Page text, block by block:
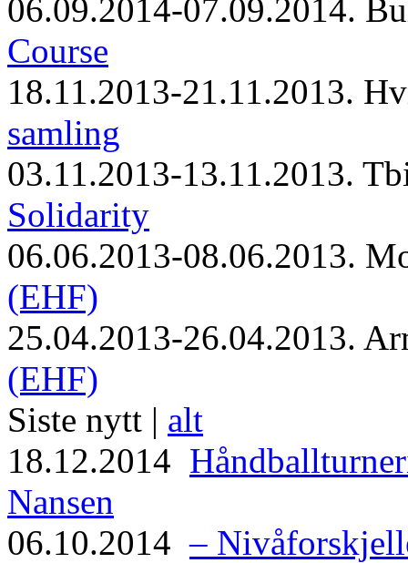
06.09.2014-07.09.2014.
Course
18.11.2013-21.11.2013.
samling
03.11.2013-13.11.2013.
Solidarity
06.06.2013-08.06.2013.
(EHF)
25.04.2013-26.04.2013.
(EHF)
Siste nytt | alt
18.12.2014
Nansen
06.10.2014–